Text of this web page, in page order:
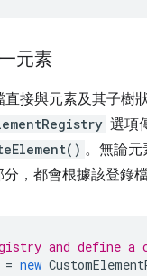
元素
接與元素及其子樹
選項
。無論
，都會根據該登錄
and define a
= new